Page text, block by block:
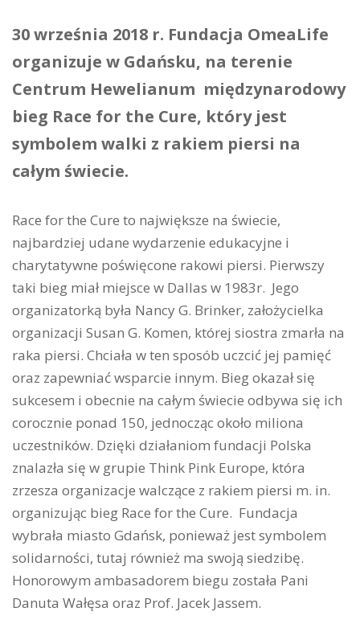
30 września 2018 r. Fundacja OmeaLife
organizuje w Gdańsku, na terenie
Centrum Hewelianum międzynarodowy
bieg Race for the Cure, który jest
symbolem walki z rakiem piersi na
całym świecie.
Race for the Cure to największe na świecie,
najbardziej udane wydarzenie edukacyjne i
charytatywne poświęcone rakowi piersi. Pierwszy
taki bieg miał miejsce w Dallas w 1983r. Jego
organizatorką była Nancy G. Brinker, założycielka
organizacji Susan G. Komen, której siostra zmarła na
raka piersi. Chciała w ten sposób uczcić jej pamięć
oraz zapewniać wsparcie innym. Bieg okazał się
sukcesem i obecnie na całym świecie odbywa się ich
corocznie ponad 150, jednocząc około miliona
uczestników. Dzięki działaniom fundacji Polska
znalazła się w grupie Think Pink Europe, która
zrzesza organizacje walczące z rakiem piersi m. in.
organizując bieg Race for the Cure. Fundacja
wybrała miasto Gdańsk, ponieważ jest symbolem
solidarności, tutaj również ma swoją siedzibę.
Honorowym ambasadorem biegu została Pani
Danuta Wałęsa oraz Prof. Jacek Jassem.